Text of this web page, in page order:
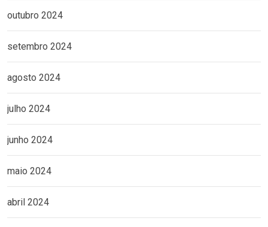
outubro 2024
setembro 2024
agosto 2024
julho 2024
junho 2024
maio 2024
abril 2024